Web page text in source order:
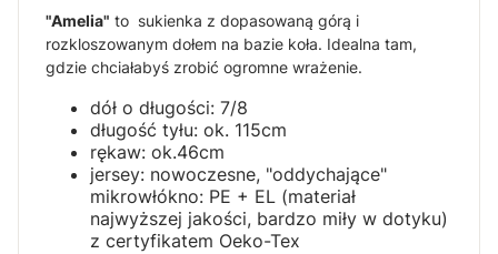
"Amelia" to sukienka z dopasowaną górą i
rozkloszowanym dołem na bazie koła. Idealna tam,
gdzie chciałabyś zrobić ogromne wrażenie.
dół o długości: 7/8
długość tyłu: ok. 115cm
rękaw: ok.46cm
jersey: nowoczesne, "oddychające"
mikrowłókno: PE + EL (materiał
najwyższej jakości, bardzo miły w dotyku)
z certyfikatem Oeko-Tex